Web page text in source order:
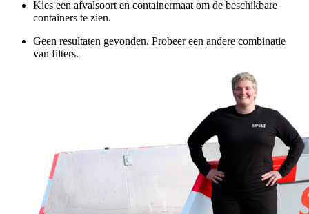
Kies een afvalsoort en containermaat om de beschikbare
containers te zien.
Geen resultaten gevonden. Probeer een andere combinatie
van filters.